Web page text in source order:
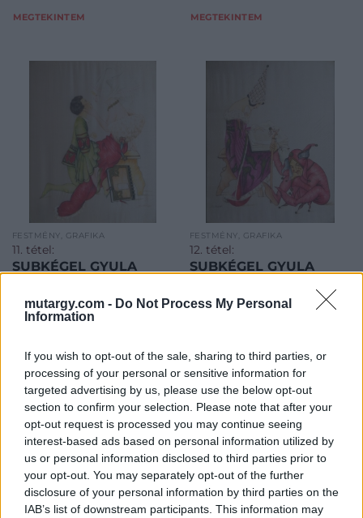
mutargy.com - Do Not Process My Personal
Information
If you wish to opt-out of the sale, sharing to third parties, or
processing of your personal or sensitive information for
targeted advertising by us, please use the below opt-out
section to confirm your selection. Please note that after your
opt-out request is processed you may continue seeing
interest-based ads based on personal information utilized by
us or personal information disclosed to third parties prior to
your opt-out. You may separately opt-out of the further
disclosure of your personal information by third parties on the
IAB’s list of downstream participants. This information may
MEGTEKINTEM MEGTEKINTEM
FESTMÉNY, GRAFIKA
11. tétel:
SUBKÉGEL GYULA
Technika: vegyes/selyem,
J.J.L.: SUBKÉGEL
Kikiáltási ár:50 000 Ft
Aukció:
V. ONLINE AUKCIÓ
2019.07.29.-08.04. Festmény,
Aukció időpontja: 2019-08-
04 20:00
FESTMÉNY, GRAFIKA
12. tétel:
SUBKÉGEL GYULA
vagyok a legokosabb
Technika: vegyes/selyem,
J.B.L.: SUBKÉGEL
Kikiáltási ár:50 000Ft
Aukció:
V. ONLINE AUKCIÓ
2019.07.29.-08.04. Festmény,
Aukció időpontja: 2019-08-
04 20:00